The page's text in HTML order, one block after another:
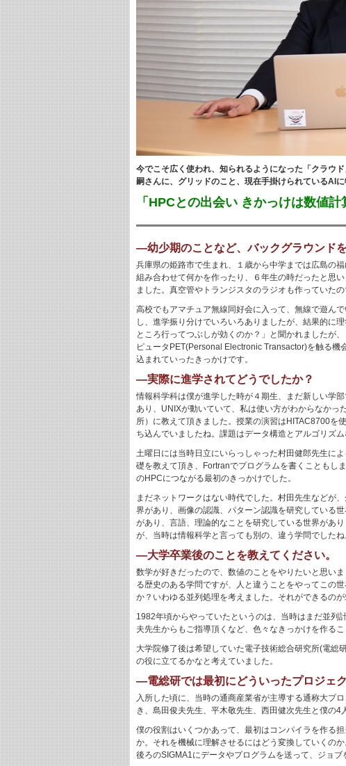
今でこそ広く使われ、知られるようになった「クラウ
嗣さんに、グリッドのこと、現在手掛けられているAI
「HPCとの出会い きかっけは数値計
―幼少期のことなど、バックグラウンドを
兵庫県の姫路市で生まれ、１歳から中学までは広島の
組み合わせて何かを作ったり、６年生の時だったと思
ました。真空管やトランジスタのラジオも作っていた
高校でもアマチュア無線同好会に入って、無線で遊ん
し、進学振り分けでいろいろありましたが、結果的に
ところ行ってつぶしが効くのか？」と聞かれましたが
ピュータPET(Personal Electronic Transactor)を触る
込まれていったきっかけです。
―実際に進学されてどうでしたか？
情報科学科は僕が進学した時が４期生、まだ新しい学
あり、UNIXが動いていて、私は使い方がわからなかっ
所）に教えて頂きました。授業の演習はHITAC8700を
ち込んでいましたね。課題はデータ構造とアルゴリズ
土曜日には当時日立にいらっしゃった村田健郎先生に
礎を教えて頂き、Fortranでプログラムを書くこともし
のHPCにつながる最初のきっかけでした。
まだネットワークはない時代でした。村田先生などが
界があり、画像の認識、パターン認識を研究している
があり、言語、理論的なことを研究している世界があ
が、当時は情報科学と言っても別の、違う学問でしたね
―大学卒業後のことを教えてください。
数学が好きだったので、数値のことをやりたいと思い
る歴史のある学問ですが、人と違うことをやってこの
か？いわゆる並列処理を考えました。それができるの
1982年頃からやっていたというのは、当時はまだ並列
夫先生からもご指導頂くなど、色々なきっかけを作る
大学院修了後は希望していた電子技術総合研究所(電総
の役に立てるかなと考えていました。
―電総研では最初にどういったプロジェ
入所した頃に、当時の通商産業省が主導する通称大プ
き、島田俊夫先生、平木敬先生、西田健次先生と僕の
僕の役割はいくつかあって、最初はコンパイラを作る
か。それを機械に理解させるにはどう変換していくの
後ろのSIGMA1にデータやプログラムを送って、ジョ